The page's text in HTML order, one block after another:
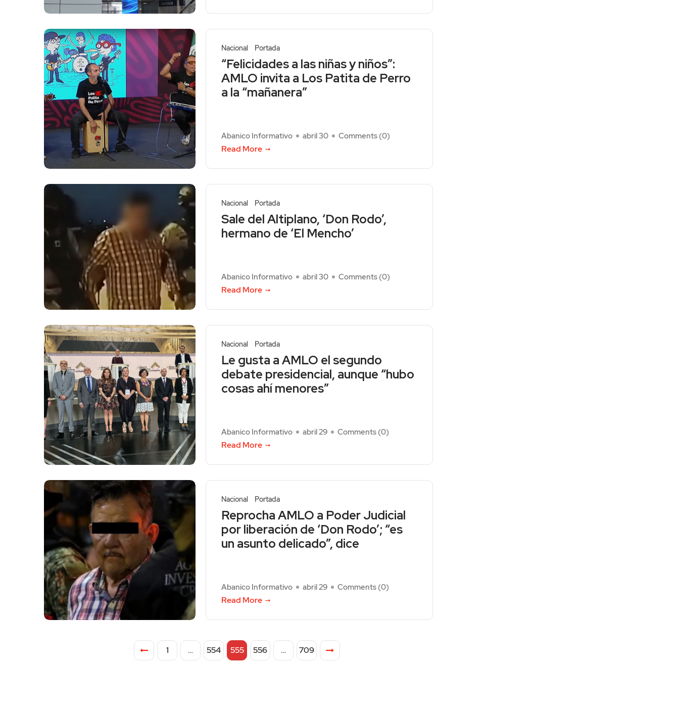
Nacional Portada
“Felicidades a las niñas y niños”:
AMLO invita a Los Patita de Perro
a la “mañanera”
Abanico Informativo abril 30 Comments (0)
Read More
Nacional Portada
Sale del Altiplano, ‘Don Rodo’,
hermano de ‘El Mencho’
Abanico Informativo abril 30 Comments (0)
Read More
Nacional Portada
Le gusta a AMLO el segundo
debate presidencial, aunque “hubo
cosas ahí menores”
Abanico Informativo abril 29 Comments (0)
Read More
Nacional Portada
Reprocha AMLO a Poder Judicial
por liberación de ‘Don Rodo’; “es
un asunto delicado”, dice
Abanico Informativo abril 29 Comments (0)
Read More
1 … 554 555 556 … 709